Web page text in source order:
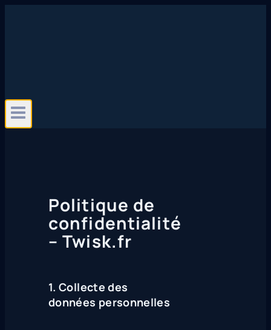
Politique de
confidentialité
– Twisk.fr
1. Collecte des
données personnelles